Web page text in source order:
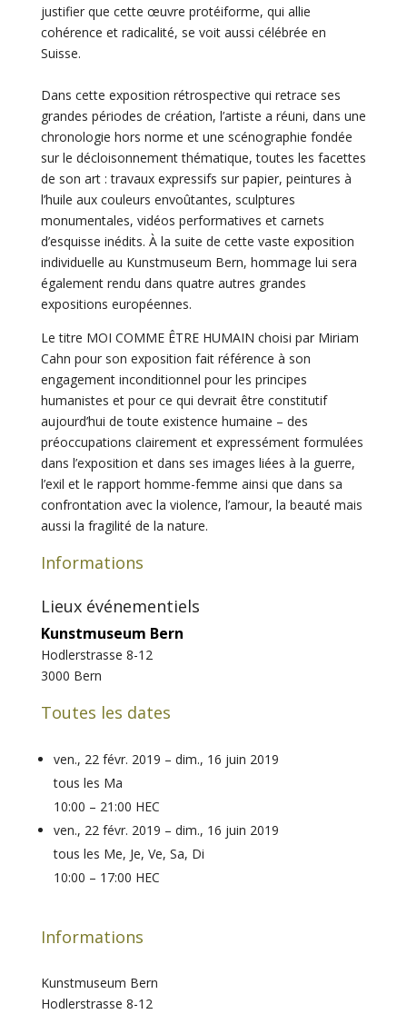
justifier que cette œuvre protéiforme, qui allie
cohérence et radicalité, se voit aussi célébrée en
Suisse.
Dans cette exposition rétrospective qui retrace ses
grandes périodes de création, l’artiste a réuni, dans une
chronologie hors norme et une scénographie fondée
sur le décloisonnement thématique, toutes les facettes
de son art : travaux expressifs sur papier, peintures à
l’huile aux couleurs envoûtantes, sculptures
monumentales, vidéos performatives et carnets
d’esquisse inédits. À la suite de cette vaste exposition
individuelle au Kunstmuseum Bern, hommage lui sera
également rendu dans quatre autres grandes
expositions européennes.
Le titre MOI COMME ÊTRE HUMAIN choisi par Miriam
Cahn pour son exposition fait référence à son
engagement inconditionnel pour les principes
humanistes et pour ce qui devrait être constitutif
aujourd’hui de toute existence humaine – des
préoccupations clairement et expressément formulées
dans l’exposition et dans ses images liées à la guerre,
l’exil et le rapport homme-femme ainsi que dans sa
confrontation avec la violence, l’amour, la beauté mais
aussi la fragilité de la nature.
Informations
Lieux événementiels
Kunstmuseum Bern
Hodlerstrasse 8-12
3000 Bern
Toutes les dates
ven., 22 févr. 2019 – dim., 16 juin 2019
tous les Ma
10:00 – 21:00 HEC
ven., 22 févr. 2019 – dim., 16 juin 2019
tous les Me, Je, Ve, Sa, Di
10:00 – 17:00 HEC
Informations
Kunstmuseum Bern
Hodlerstrasse 8-12